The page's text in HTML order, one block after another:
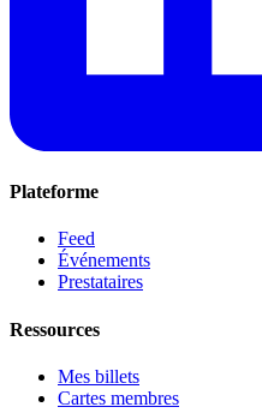
Plateforme
Feed
Événements
Prestataires
Ressources
Mes billets
Cartes membres